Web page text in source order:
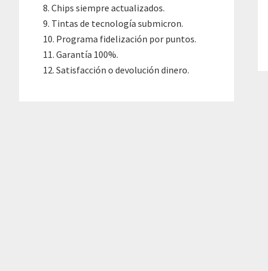
Chips siempre actualizados.
Tintas de tecnología submicron.
Programa fidelización por puntos.
Garantía 100%.
Satisfacción o devolución dinero.